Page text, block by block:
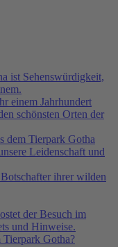
ist Sehenswürdigkeit,
einem Jahrhundert
schönsten Orten der
dem Tierpark Gotha
Leidenschaft und
ihrer wilden
der Besuch im
und Hinweise.
Gotha?